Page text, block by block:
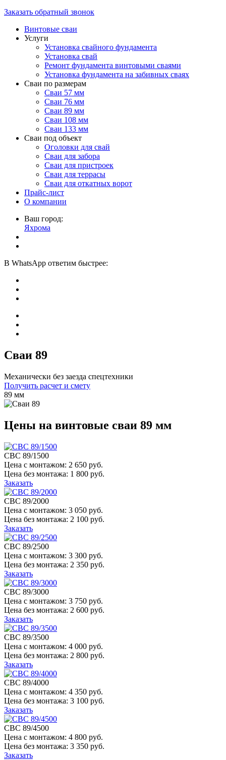
Заказать обратный звонок
Винтовые сваи
Услуги
Установка свайного фундамента
Установка свай
Ремонт фундамента винтовыми сваями
Установка фундамента на забивных сваях
Сваи по размерам
Сваи 57 мм
Сваи 76 мм
Сваи 89 мм
Сваи 108 мм
Сваи 133 мм
Сваи под объект
Оголовки для свай
Сваи для забора
Сваи для пристроек
Сваи для террасы
Сваи для откатных ворот
Прайс-лист
О компании
Ваш город:
Яхрома
В WhatsApp ответим быстрее:
Сваи 89
Механически без заезда спецтехники
Получить расчет и смету
89 мм
Цены на винтовые сваи 89 мм
СВС 89/1500
Цена с монтажом: 2 650 руб.
Цена без монтажа: 1 800 руб.
Заказать
СВС 89/2000
Цена с монтажом: 3 050 руб.
Цена без монтажа: 2 100 руб.
Заказать
СВС 89/2500
Цена с монтажом: 3 300 руб.
Цена без монтажа: 2 350 руб.
Заказать
СВС 89/3000
Цена с монтажом: 3 750 руб.
Цена без монтажа: 2 600 руб.
Заказать
СВС 89/3500
Цена с монтажом: 4 000 руб.
Цена без монтажа: 2 800 руб.
Заказать
СВС 89/4000
Цена с монтажом: 4 350 руб.
Цена без монтажа: 3 100 руб.
Заказать
СВС 89/4500
Цена с монтажом: 4 800 руб.
Цена без монтажа: 3 350 руб.
Заказать